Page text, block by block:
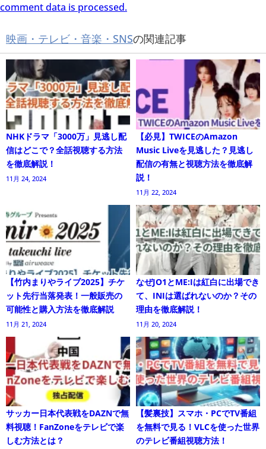
comment data is processed.
映画・テレビ・音楽・SNSの関連記事
NHKドラマ「3000万」見逃し配
信はどこで？全話視聴する方法
を徹底解説！
11月 24, 2024
【必見】TWICEのAmazon
Music Liveを見逃した？見逃し
配信の有無と視聴方法を徹底解
説！
11月 22, 2024
【竹内まりやライブ2025】チケ
ット先行当落発表！一般販売の
可能性と購入方法を徹底解説
11月 21, 2024
なぜJO1とME:Iは紅白に出場でき
て、INIは選ばれないのか？その
理由を徹底解説！
11月 20, 2024
サッカー日本代表戦をDAZNで無
料視聴！FanZoneをテレビで楽
しむ方法とは？
【髪裏技】スマホ・PCでTV番組
を無料で見る！VLCを使った世界
のテレビ番組視聴方法！